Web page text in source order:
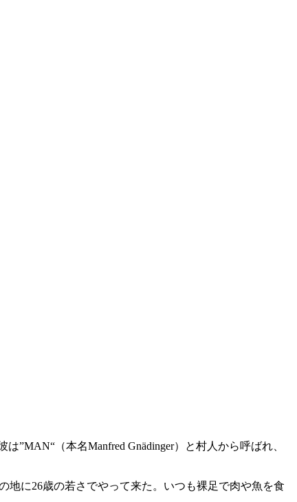
”MAN“（本名Manfred Gnädinger）と村人から呼ばれ、
に26歳の若さでやって来た。いつも裸足で肉や魚を食